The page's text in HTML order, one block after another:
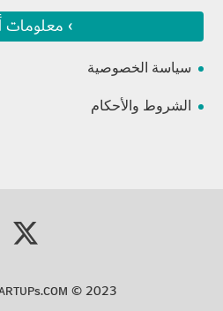
› معلومات
سياسة الخصوصية
الشروط والأحكام
© 2023